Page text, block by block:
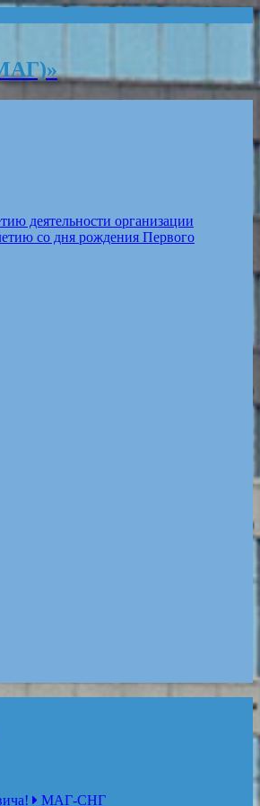
деятельности организации
со дня рождения Первого
МАГ-СНГ